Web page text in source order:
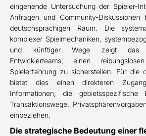
eingehende Untersuchung der Spieler-
Anfragen und Community-Diskussionen
deutschsprachigen Raum. Die
komplexer Spielmechaniken,
und künftiger Wege zeigt das
Entwicklerteams, einen
Spielerfahrung zu sicherstellen. Für die
bietet dies einen direkteren
Informationen, die gebietsspezifische
Transaktionswege,
einbeziehen.
Die strategische Bedeutung einer